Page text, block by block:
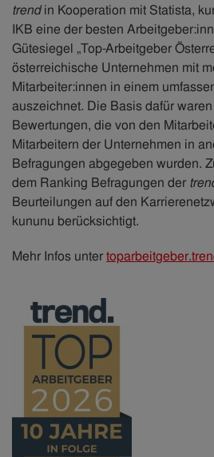
trendin Kooperation mit Statista,
IKB eine der besten
Gütesiegel „Top-Arbeitgeber
österreichische Unternehmen mit
Mitarbeiter:innen in einem
auszeichnet. Die Basis dafür
Bewertungen, die von den
Mitarbeitern der Unternehmen in
Befragungen abgegeben wurden.
dem Ranking Befragungen der
Beurteilungen auf den
kununu berücksichtigt.
Mehr Infos unter